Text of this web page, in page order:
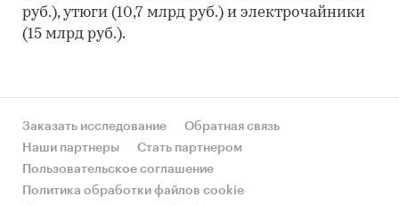
руб.), утюги (10,7 млрд руб.) и электрочайники
(15 млрд руб.).
Заказать исследование
Обратная связь
Наши партнеры
Стать партнером
Пользовательское соглашение
Политика обработки файлов cookie